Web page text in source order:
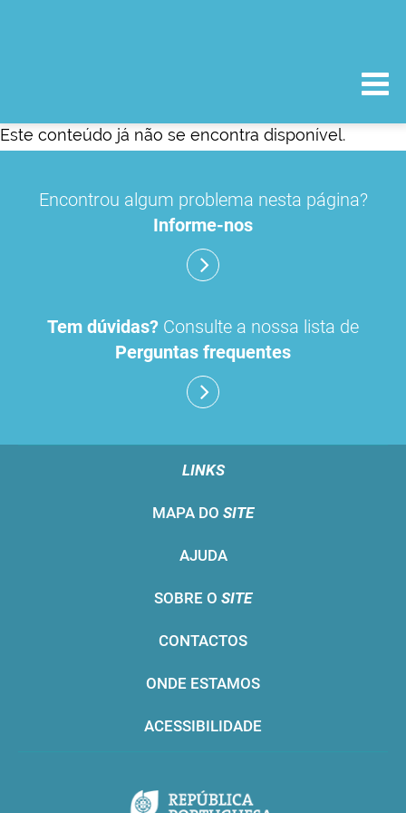
Este conteúdo já não se encontra disponível.
Encontrou algum problema nesta página?
Informe-nos
Tem dúvidas? Consulte a nossa lista de
Perguntas frequentes
LINKS
MAPA DO SITE
AJUDA
SOBRE O SITE
CONTACTOS
ONDE ESTAMOS
ACESSIBILIDADE